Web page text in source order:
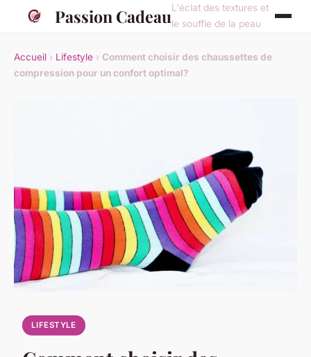
Passion CadeauL'éclat des textures et
le souffle de la peau
Accueil › Lifestyle › Comment choisir des chaussettes de
compression pour un confort optimal?
LIFESTYLE